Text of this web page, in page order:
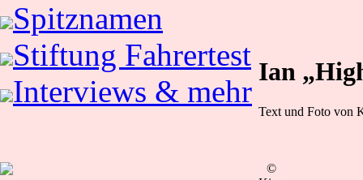
Spitznamen
Stiftung Fahrertest
Interviews & mehr
Ian
Text und Foto von
©